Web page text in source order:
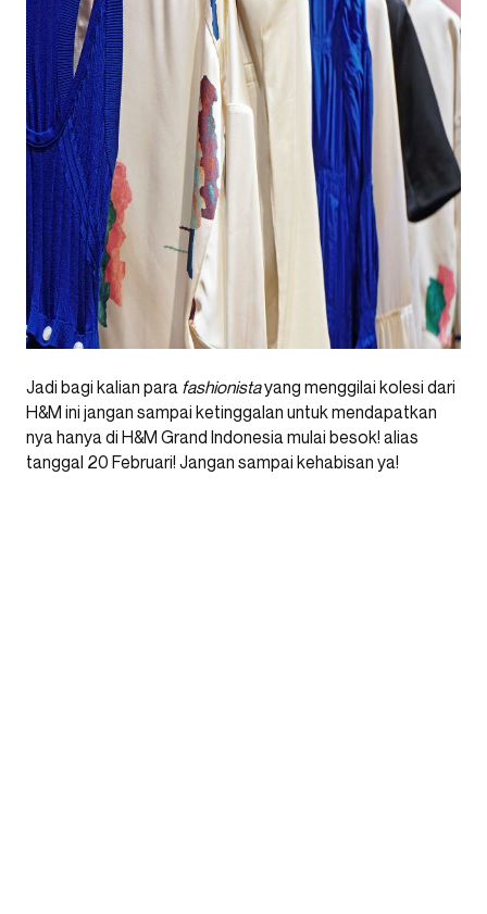
Jadi bagi kalian para fashionistayang menggilai kolesi dari
H&M ini jangan sampai ketinggalan untuk mendapatkan
nya hanya di H&M Grand Indonesia mulai besok! alias
tanggal 20 Februari! Jangan sampai kehabisan ya!